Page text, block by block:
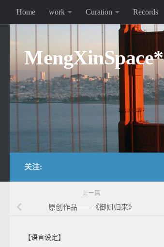
跳至内容
Home work Curation Records
MengXinSpace*
关注:
上一篇
原创作品——《御姐归来》
【语言设定】